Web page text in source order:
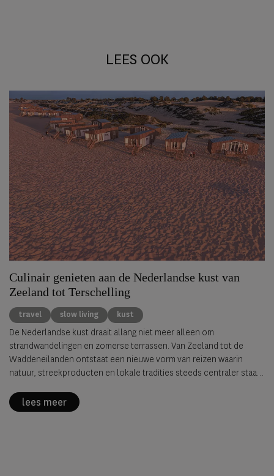
LEES OOK
Culinair genieten aan de Nederlandse kust van
Zeeland tot Terschelling
travel slow living kust
De Nederlandse kust draait allang niet meer alleen om
strandwandelingen en zomerse terrassen. Van Zeeland tot de
Waddeneilanden ontstaat een nieuwe vorm van reizen waarin
natuur, streekproducten en lokale tradities steeds centraler staan.
zintuigen. Zelf oesters rapen in Zeeland, garnalenvissers te paard
volgen langs de branding of in de herfst veenbessen plukken op
lees meer